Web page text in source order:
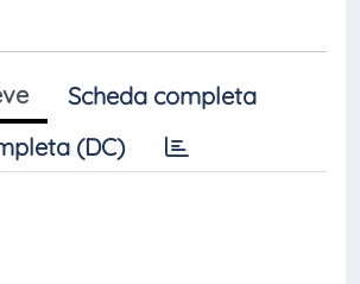
Scheda completa
(DC)